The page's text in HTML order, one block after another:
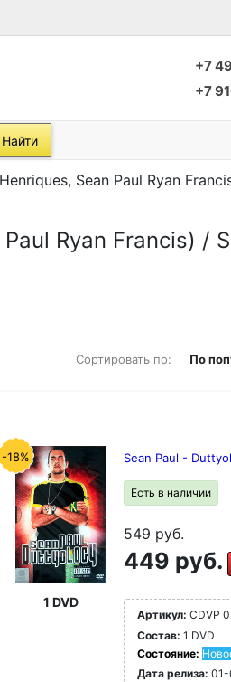
+7
+7
Найти
Sean Paul Ryan
Ryan Francis) /
Сортировать по: По
-18%
1 DVD
Sean Paul -
Есть в наличии
549руб.
449 руб.
Артикул: CDVP
Состав: 1 DVD
Состояние:
Дата релиза: